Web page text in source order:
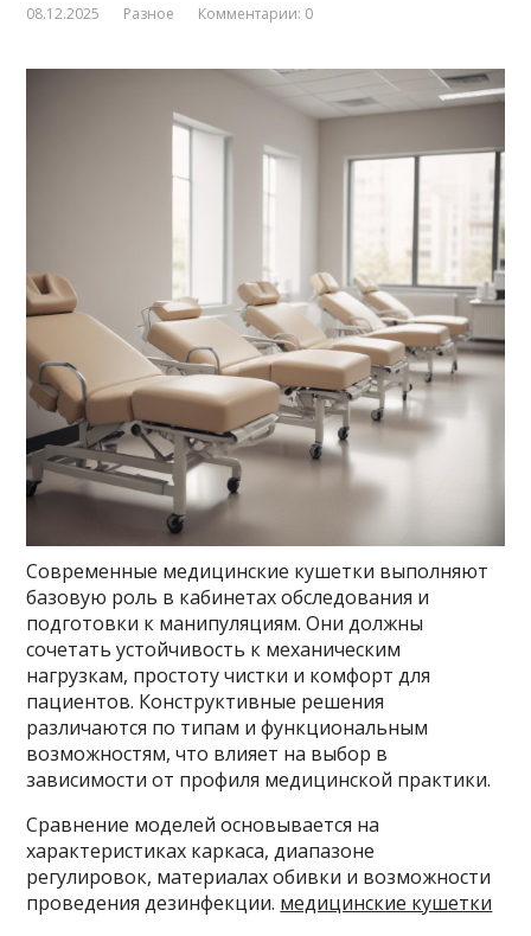
08.12.2025 Разное Комментарии: 0
Современные медицинские кушетки выполняют
базовую роль в кабинетах обследования и
подготовки к манипуляциям. Они должны
сочетать устойчивость к механическим
нагрузкам, простоту чистки и комфорт для
пациентов. Конструктивные решения
различаются по типам и функциональным
возможностям, что влияет на выбор в
зависимости от профиля медицинской практики.
Сравнение моделей основывается на
характеристиках каркаса, диапазоне
регулировок, материалах обивки и возможности
проведения дезинфекции. медицинские кушетки